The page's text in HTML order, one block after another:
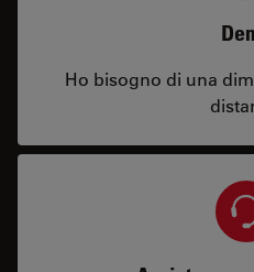
Ho bisogno di una